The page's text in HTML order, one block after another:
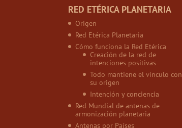
RED ETÉRICA PLANETARIA
Origen
Red Etérica Planetaria
Cómo funciona la Red Etérica
Creación de la red de
intenciones positivas
Todo mantiene el vínculo con
su origen
Intención y conciencia
Red Mundial de antenas de
armonización planetaria
Antenas por Países